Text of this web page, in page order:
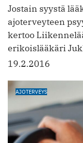
Jostain syystä
ajoterveyteen
kertoo
erikoislääkäri
19.2.2016
AJOTERVEYS